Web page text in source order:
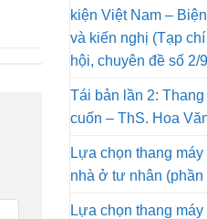
kiện Việt Nam –
và kiến nghị (Tạp
hội, chuyên đề số 2/
Tái bản lần 2:
cuốn – ThS. Hoa
Lựa chọn thang
nhà ở tư nhân (phần
Lựa chọn thang